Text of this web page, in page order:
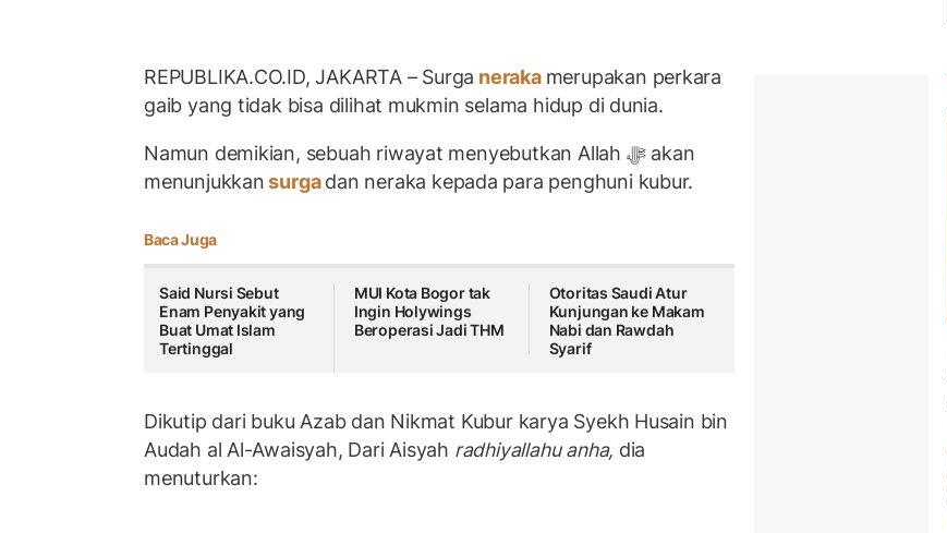
REPUBLIKA.CO.ID, JAKARTA – Surga neraka merupakan perkara
gaib yang tidak bisa dilihat mukmin selama hidup di dunia.
Namun demikian, sebuah riwayat menyebutkan Allah ﷻ akan
menunjukkansurgadan neraka kepada para penghuni kubur.
Baca Juga
Said Nursi Sebut
Enam Penyakit yang
Buat Umat Islam
Tertinggal
MUI Kota Bogor tak
Ingin Holywings
Beroperasi Jadi THM
Otoritas Saudi Atur
Kunjungan ke Makam
Nabi dan Rawdah
Syarif
Dikutip dari buku Azab dan Nikmat Kubur karya Syekh Husain bin
Audah al Al-Awaisyah, Dari Aisyah radhiyallahu anha, dia
menuturkan: